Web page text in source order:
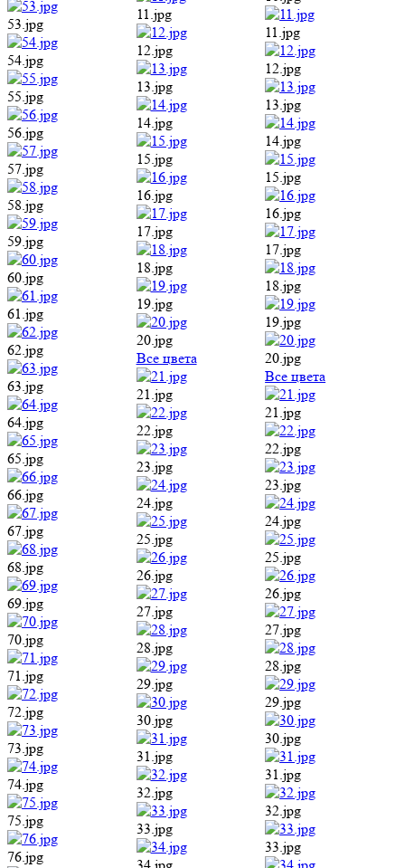
53.jpg
54.jpg
55.jpg
56.jpg
57.jpg
58.jpg
59.jpg
60.jpg
61.jpg
62.jpg
63.jpg
64.jpg
65.jpg
66.jpg
67.jpg
68.jpg
69.jpg
70.jpg
71.jpg
72.jpg
73.jpg
74.jpg
75.jpg
76.jpg
11.jpg
12.jpg
13.jpg
14.jpg
15.jpg
16.jpg
17.jpg
18.jpg
19.jpg
20.jpg
Все цвета
21.jpg
22.jpg
23.jpg
24.jpg
25.jpg
26.jpg
27.jpg
28.jpg
29.jpg
30.jpg
31.jpg
32.jpg
33.jpg
11.jpg
12.jpg
13.jpg
14.jpg
15.jpg
16.jpg
17.jpg
18.jpg
19.jpg
20.jpg
Все цвета
21.jpg
22.jpg
23.jpg
24.jpg
25.jpg
26.jpg
27.jpg
28.jpg
29.jpg
30.jpg
31.jpg
32.jpg
33.jpg